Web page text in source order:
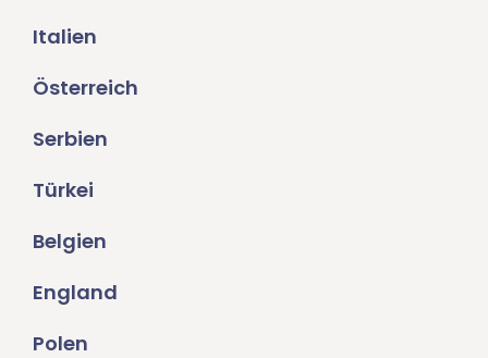
Italien
Österreich
Serbien
Türkei
Belgien
England
Polen